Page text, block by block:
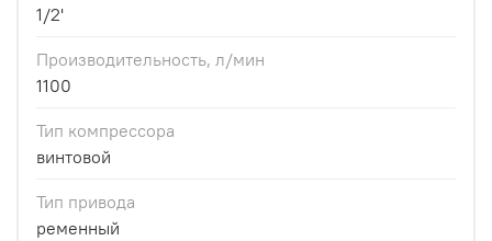
1/2'
Производительность, л/мин
1100
Тип компрессора
винтовой
Тип привода
ременный